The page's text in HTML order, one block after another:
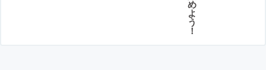
め
よ
う
！